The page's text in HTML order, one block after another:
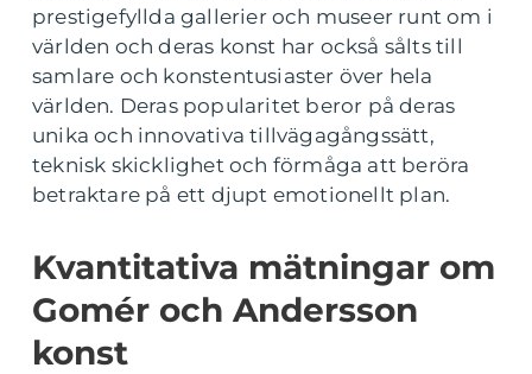
prestigefyllda gallerier och museer runt om i
världen och deras konst har också sålts till
samlare och konstentusiaster över hela
världen. Deras popularitet beror på deras
unika och innovativa tillvägagångssätt,
teknisk skicklighet och förmåga att beröra
betraktare på ett djupt emotionellt plan.
Kvantitativa mätningar om
Gomér och Andersson
konst